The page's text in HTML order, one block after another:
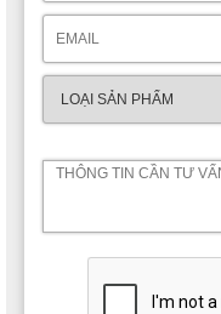
Tủ quần áo bằng